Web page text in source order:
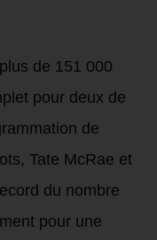
de 151 000
pour deux de
de
Tate McRae et
du nombre
pour une